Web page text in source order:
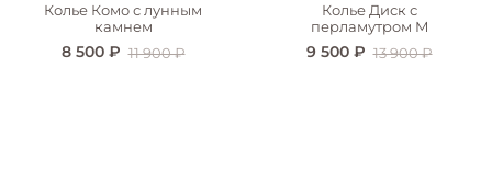
Колье Комо с лунным
камнем
8 500 ₽ 11 900 ₽
Колье Диск с
перламутром M
9 500 ₽ 13 900 ₽